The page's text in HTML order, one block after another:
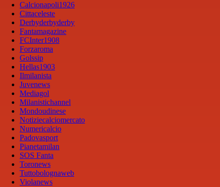
Calcionapoli1926
Cittaceleste
Derbyderbyderby
Fantamagazine
FCInter1908
Forzaroma
Golssip
Hellas1903
Ilmilanista
Juvenews
Mediagol
Milanistichannel
Mondoudinese
Notiziecalciomercato
Numericalcio
Padovasport
Pianetamilan
SOS Fanta
Toronews
Tuttobolognaweb
Violanews